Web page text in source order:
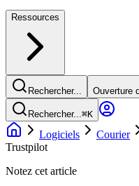
Ressources
Rechercher... Ouverture
Rechercher...⌘K
Logiciels Courier
Trustpilot
Notez cet article